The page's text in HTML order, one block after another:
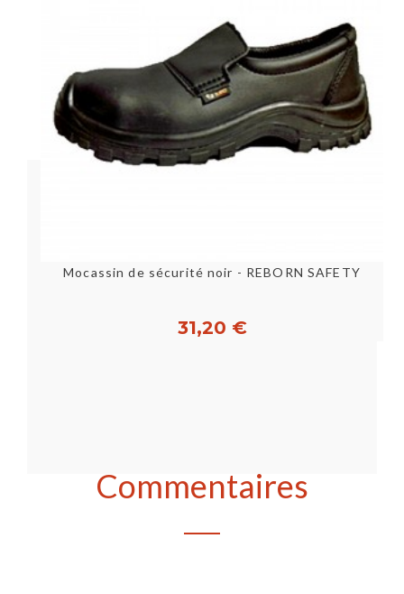
Mocassin de sécurité noir - REBORN SAFETY
31,20 €
Commentaires